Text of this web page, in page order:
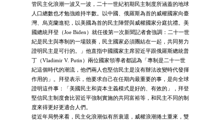
管民主化浪潮一波又一波，二十一世紀初期民主制度所涵蓋的地球
人口總數也才勉強維持半數。以中國、俄羅斯為首的威權國家向臺
灣、烏克蘭進犯，以美國為首的民主陣營與威權國家分庭抗禮。美
國總統拜登（Joe Biden）就任後第一次新聞記者會強調：二十一世
紀是民主與專制的一場競賽，民主國家必須團結在一起，共同努力
證明民主是可行的。」他直指中國國家主席習近平跟俄羅斯總統普
丁（Vladimir V. Putin）兩位國家領導者都認為「專制是二十一世
紀這個時代的潮流，他們兩人也堅信民主是沒有辦法改變時代發揮
作用的」。拜登表示，他要求自己在任期內最重要的事，是向全球
證明這件事：「美國民主和資本主義模式是好的、有效的」，拜登
堅信民主制度會比習近平強制實施的共同富裕等，和民主不同的制
度來得更好更適合人們。
從近年局勢來看，民主化浪潮似有所衰退，威權浪潮捲土重來，雙